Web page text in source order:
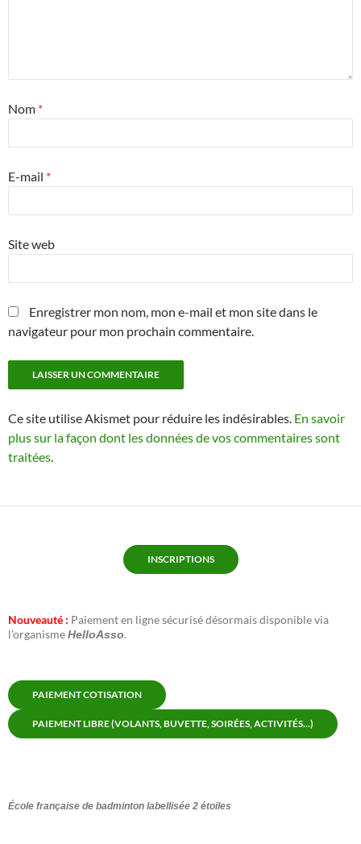
Nom *
E-mail *
Site web
Enregistrer mon nom, mon e-mail et mon site dans le
navigateur pour mon prochain commentaire.
Ce site utilise Akismet pour réduire les indésirables. En savoir
plus sur la façon dont les données de vos commentaires sont
traitées
INSCRIPTIONS
Nouveauté : Paiement en ligne sécurisé désormais disponible via
l’organismeHelloAsso.
PAIEMENT COTISATION
PAIEMENT LIBRE (VOLANTS, BUVETTE, SOIRÉES, ACTIVITÉS...)
École française de badminton labellisée 2 étoiles